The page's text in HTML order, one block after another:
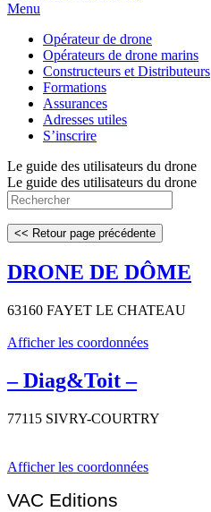
Menu
Opérateur de drone
Opérateurs de drone marins
Constructeurs et Distributeurs
Formations
Assurances
Adresses utiles
S’inscrire
Le guide des utilisateurs du drone
Le guide des utilisateurs du drone
DRONE DE DÔME
63160 FAYET LE CHATEAU
Afficher les coordonnées
– Diag&Toit –
77115 SIVRY-COURTRY
Afficher les coordonnées
VAC Editions